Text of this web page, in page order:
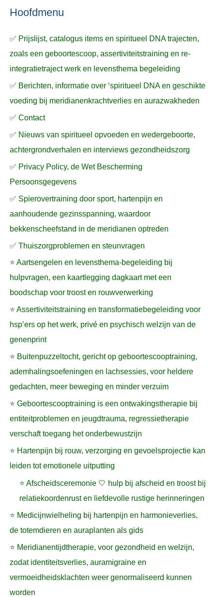
na
r
:
Hoofdmenu
✅ Prijslijst, catalogus items en spiritueel DNA trajecten,
zoals een geboortescoop, assertiviteitstraining en re-
integratietraject werk en levensthema begeleiding
✅ Berichten, informatie over ‘spiritueel DNA en geschikte
voeding bij meridianenkrachtverlies en aurazwakheden
✅ Contact
✅ Nieuws van spiritueel opvoeden en wedergeboorte,
achtergrondverhalen en interviews gezondheidszorg
✅ Privacy Policy, de Wet Bescherming
Persoonsgegevens
✅ Spierovertraining door sport, hartenpijn en
aanhoudende gezinsspanning, waardoor
bekkenscheefstand in de meridianen optreden
✅ Thuiszorgproblemen en steunvragen
⭐ Aartsengelen en levensthema-begeleiding bij
hulpvragen, een kaartlegging dagkaart met een
boodschap voor troost en rouwverwerking
⭐ Assertiviteitstraining en transformatiebegeleiding voor
hsp’ers op het werk, privé en psychisch welzijn van de
genenprint
⭐ Buitenpuzzeltocht, gericht op geboortescooptraining,
ademhalingsoefeningen en lachsessies, voor heldere
gedachten, meer beweging en minder verzuim
⭐ Geboortescooptraining is een ontwakingstherapie bij
entiteitproblemen en jeugdtrauma, regressietherapie
verschaft toegang het onderbewustzijn
⭐ Hartenpijn bij rouw, verzorging en gevoelsprojectie kan
leiden tot emotionele uitputting
⭐ Afscheidsceremonie 🤍 hulp bij afscheid en troost bij
relatiekoordenrust en liefdevolle rustige herinneringen
⭐ Medicijnwielheling bij hartenpijn en harmonieverlies,
de totemdieren en auraplanten als gids
⭐ Meridianentijdtherapie, voor gezondheid en welzijn,
zodat identiteitsverlies, auramigraine en
vermoeidheidsklachten weer genormaliseerd kunnen
worden
n